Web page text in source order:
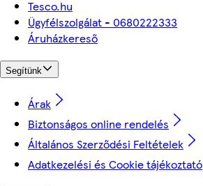
Tesco.hu
Ügyfélszolgálat - 0680222333
Áruházkereső
Segítünk
Árak
Biztonságos online rendelés
Általános Szerződési Feltételek
Adatkezelési és Cookie tájékoztató